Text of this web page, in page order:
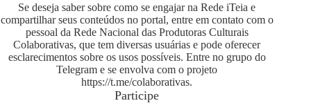
Se deseja saber sobre como se engajar na Rede iTeia e
compartilhar seus conteúdos no portal, entre em contato com o
pessoal da Rede Nacional das Produtoras Culturais
Colaborativas, que tem diversas usuárias e pode oferecer
esclarecimentos sobre os usos possíveis. Entre no grupo do
Telegram e se envolva com o projeto
https://t.me/colaborativas.
Participe